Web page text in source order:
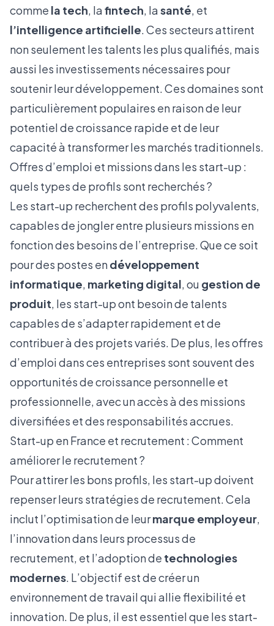
comme la tech, lafintech, lasanté, et
l’intelligence artificielle. Ces secteurs attirent
non seulement les talents les plus qualifiés, mais
aussi les investissements nécessaires pour
soutenir leur développement. Ces domaines sont
particulièrement populaires en raison de leur
potentiel de croissance rapide et de leur
capacité à transformer les marchés traditionnels.
Offres d’emploi et missions dans les start-up :
quels types de profils sont recherchés ?
Les start-up recherchent des profils polyvalents,
capables de jongler entre plusieurs missions en
fonction des besoins de l’entreprise. Que ce soit
pour des postes endéveloppement
informatique, marketing digital, ou gestion de
produit, les start-up ont besoin de talents
capables de s’adapter rapidement et de
contribuer à des projets variés. De plus, les offres
d’emploi dans ces entreprises sont souvent des
opportunités de croissance personnelle et
professionnelle, avec un accès à des missions
diversifiées et des responsabilités accrues.
Start-up en France et recrutement : Comment
améliorer le recrutement ?
Pour attirer les bons profils, les start-up doivent
repenser leurs stratégies de recrutement. Cela
inclut l’optimisation de leurmarque employeur,
l’innovation dans leurs processus de
recrutement, et l’adoption de technologies
modernes. L’objectif est de créer un
environnement de travail qui allie flexibilité et
innovation. De plus, il est essentiel que les start-